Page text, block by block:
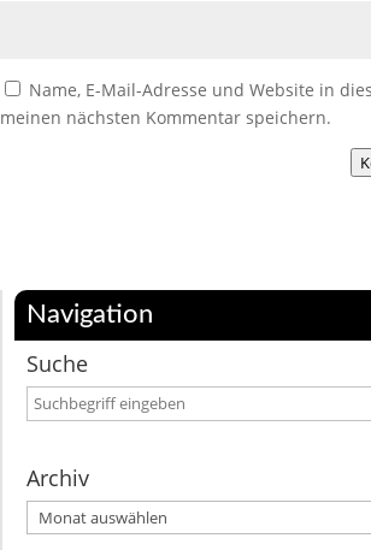
Name, E-Mail-Adresse und Website in
meinen nächsten Kommentar speichern.
Navigation
Suche
Archiv
Archiv